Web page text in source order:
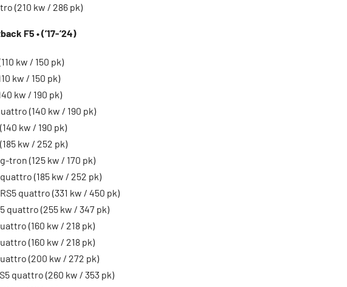
(210 kw / 286 pk)
F5 • (’17-’24)
kw / 150 pk)
kw / 150 pk)
kw / 190 pk)
(140 kw / 190 pk)
kw / 190 pk)
kw / 252 pk)
tron (125 kw / 170 pk)
(185 kw / 252 pk)
quattro (331 kw / 450 pk)
quattro (255 kw / 347 pk)
(160 kw / 218 pk)
(160 kw / 218 pk)
(200 kw / 272 pk)
quattro (260 kw / 353 pk)